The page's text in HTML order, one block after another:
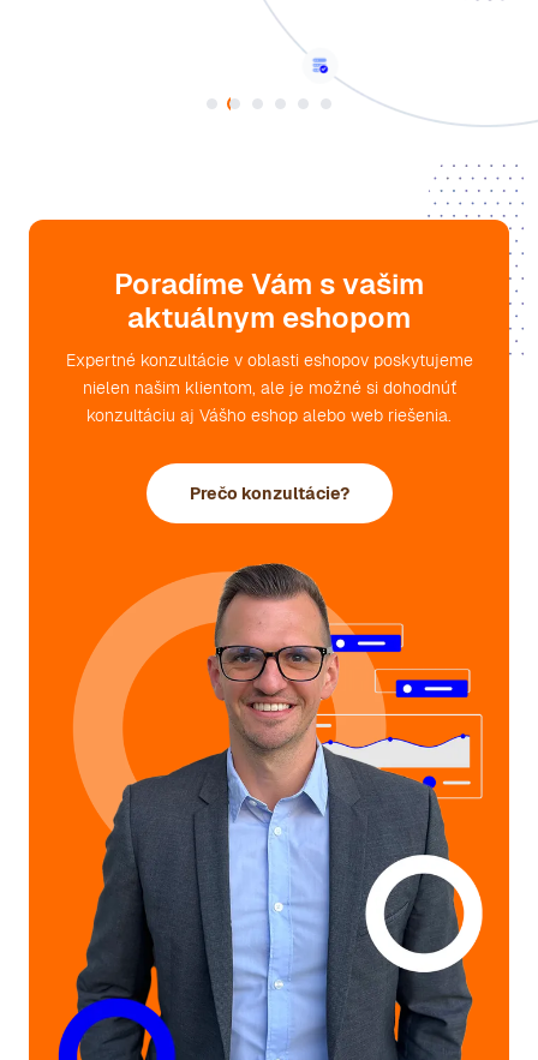
Poradíme Vám s vašim
aktuálnym eshopom
Expertné konzultácie v oblasti eshopov poskytujeme
nielen našim klientom, ale je možné si dohodnúť
konzultáciu aj Vášho eshop alebo web riešenia.
Prečo konzultácie?